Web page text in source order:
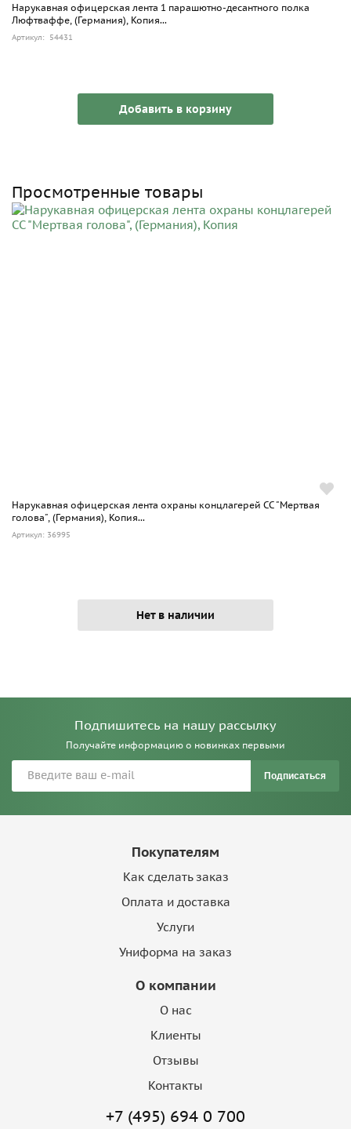
Нарукавная офицерская лента 1 парашютно-десантного полка
Люфтваффе, (Германия), Копия...
Артикул: 54431
Добавить в корзину
Просмотренные товары
Нарукавная офицерская лента охраны концлагерей СС "Мертвая
голова", (Германия), Копия...
Артикул: 36995
Нет в наличии
Подпишитесь на нашу рассылку
Получайте информацию о новинках первыми
Подписаться
Покупателям
Как сделать заказ
Оплата и доставка
Услуги
Униформа на заказ
О компании
О нас
Клиенты
Отзывы
Контакты
+7 (495) 694 0 700